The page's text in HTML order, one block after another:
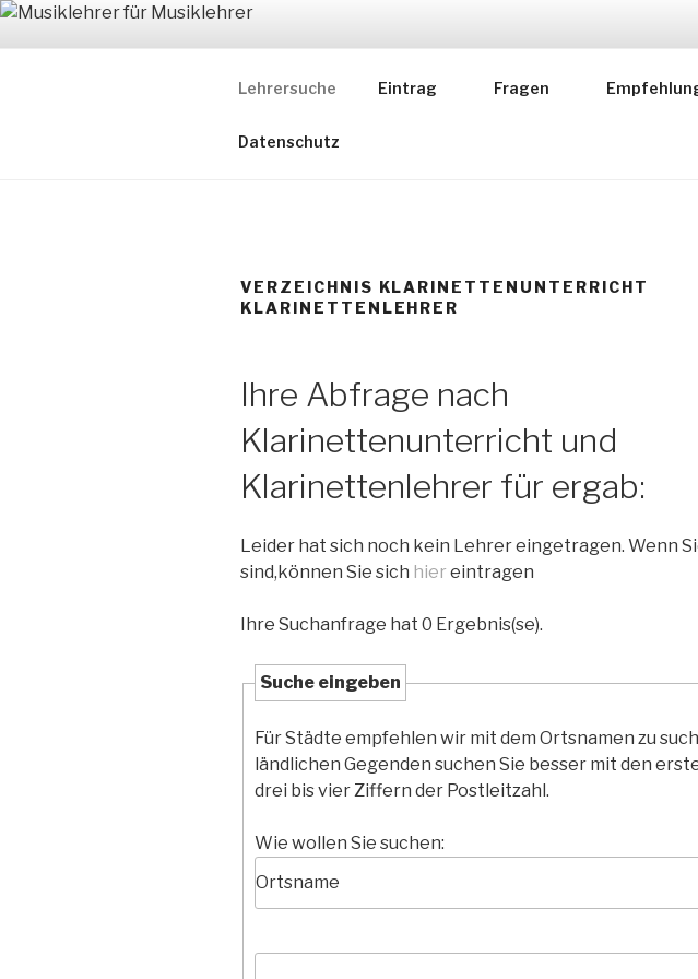
Zum
MUSIKLEHRER FÜR
Lehrersuche Eintrag Fragen
Datenschutz
VERZEICHNIS KLARINETTENUNTERRICHT
KLARINETTENLEHRER
Ihre Abfrage nach
Klarinettenunterricht und
Klarinettenlehrer für ergab:
Leider hat sich noch kein Lehrer eingetragen. Wenn
sind,können Sie sich hier eintragen
Ihre Suchanfrage hat 0 Ergebnis(se).
Suche eingeben
Für Städte empfehlen wir mit dem Ortsnamen zu
ländlichen Gegenden suchen Sie besser mit den
drei bis vier Ziffern der Postleitzahl.
Wie wollen Sie suchen: